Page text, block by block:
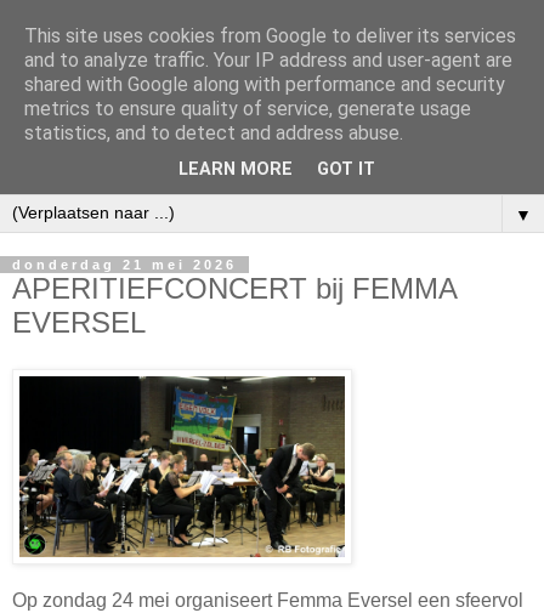
▼
donderdag 21 mei 2026
APERITIEFCONCERT bij FEMMA
EVERSEL
Op zondag 24 mei organiseert Femma Eversel een sfeervol
This site uses cookies from Google to deliver its services
and to analyze traffic. Your IP address and user-agent are
shared with Google along with performance and security
metrics to ensure quality of service, generate usage
statistics, and to detect and address abuse.
LEARN MORE GOT IT